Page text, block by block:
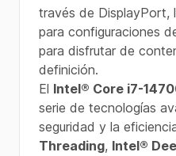
través de DisplayPort,
para configuraciones
para disfrutar de
definición.
El Intel® Core i7-
serie de tecnologías
seguridad y la
Threading, Intel®